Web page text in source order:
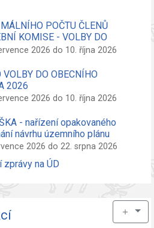
POČTU ČLENŮ
KOMISE - VOLBY DO
OBCE 2026 do 10. října 2026
DO OBECNÍHO
2026
2026 do 10. října 2026
- nařízení opakovaného
návrhu územního plánu
2026 do 22. srpna 2026
zprávy na ÚD
＋